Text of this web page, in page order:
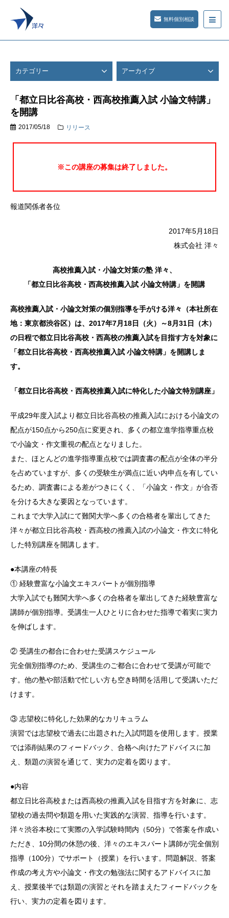
無料個別相談
カテゴリー アーカイブ
「都立日比谷高校・西高校推薦入試 小論文特講」
を開講
2017/05/18 リリース
※この講座の募集は終了しました。
報道関係者各位
2017年5月18日
株式会社 洋々
高校推薦入試・小論文対策の塾 洋々、
「都立日比谷高校・西高校推薦入試 小論文特講」を開講
高校推薦入試・小論文対策の個別指導を手がける洋々（本社所在
地：東京都渋谷区）は、2017年7月18日（火）～8月31日（木）
の日程で都立日比谷高校・西高校の推薦入試を目指す方を対象に
「都立日比谷高校・西高校推薦入試 小論文特講」を開講しま
す。
「都立日比谷高校・西高校推薦入試に特化した小論文特別講座」
平成29年度入試より都立日比谷高校の推薦入試における小論文の
配点が150点から250点に変更され、多くの都立進学指導重点校
で小論文・作文重視の配点となりました。
また、ほとんどの進学指導重点校では調査書の配点が全体の半分
を占めていますが、多くの受験生が満点に近い内申点を有してい
るため、調査書による差がつきにくく、「小論文・作文」が合否
を分ける大きな要因となっています。
これまで大学入試にて難関大学へ多くの合格者を輩出してきた
洋々が都立日比谷高校・西高校の推薦入試の小論文・作文に特化
した特別講座を開講します。
●本講座の特長
① 経験豊富な小論文エキスパートが個別指導
大学入試でも難関大学へ多くの合格者を輩出してきた経験豊富な
講師が個別指導。受講生一人ひとりに合わせた指導で着実に実力
を伸ばします。
② 受講生の都合に合わせた受講スケジュール
完全個別指導のため、受講生のご都合に合わせて受講が可能で
す。他の塾や部活動で忙しい方も空き時間を活用して受講いただ
けます。
③ 志望校に特化した効果的なカリキュラム
演習では志望校で過去に出題された入試問題を使用します。授業
では添削結果のフィードバック、合格へ向けたアドバイスに加
え、類題の演習を通じて、実力の定着を図ります。
●内容
都立日比谷高校または西高校の推薦入試を目指す方を対象に、志
望校の過去問や類題を用いた実践的な演習、指導を行います。
洋々渋谷本校にて実際の入学試験時間内（50分）で答案を作成い
ただき、10分間の休憩の後、洋々のエキスパート講師が完全個別
指導（100分）でサポート（授業）を行います。問題解説、答案
作成の考え方や小論文・作文の勉強法に関するアドバイスに加
え、授業後半では類題の演習とそれを踏まえたフィードバックを
行い、実力の定着を図ります。